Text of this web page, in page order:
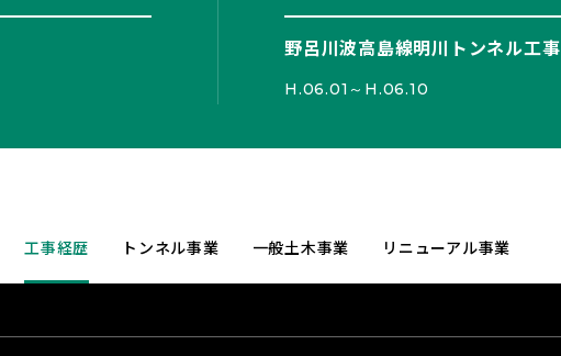
野呂川波高島線明川トンネル工事
H.06.01～H.06.10
工事経歴 トンネル事業 一般土木事業 リニューアル事業